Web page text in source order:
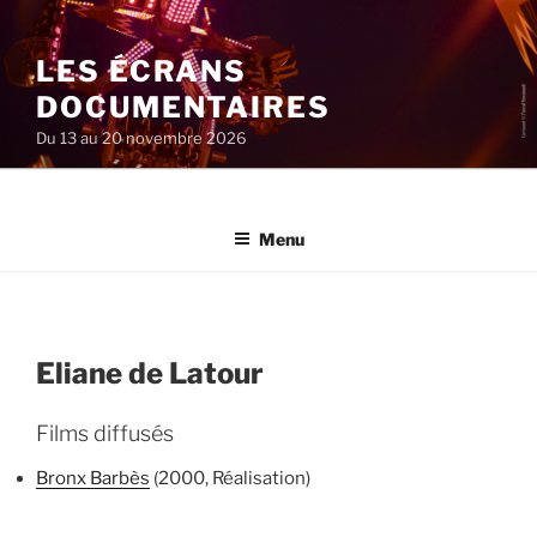
au
contenu
principal
LES ÉCRANS
DOCUMENTAIRES
Du 13 au 20 novembre 2026
Menu
Eliane de Latour
Films diffusés
Bronx Barbès (2000, Réalisation)